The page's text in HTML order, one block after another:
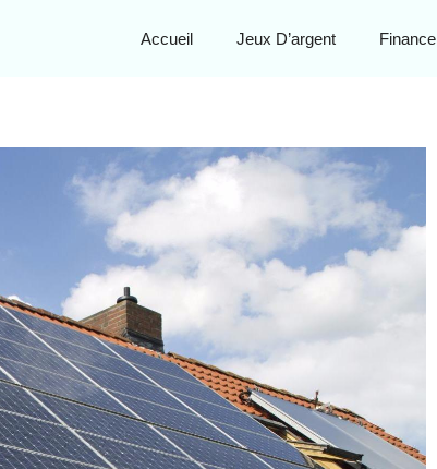
Accueil Jeux D’argent Finance